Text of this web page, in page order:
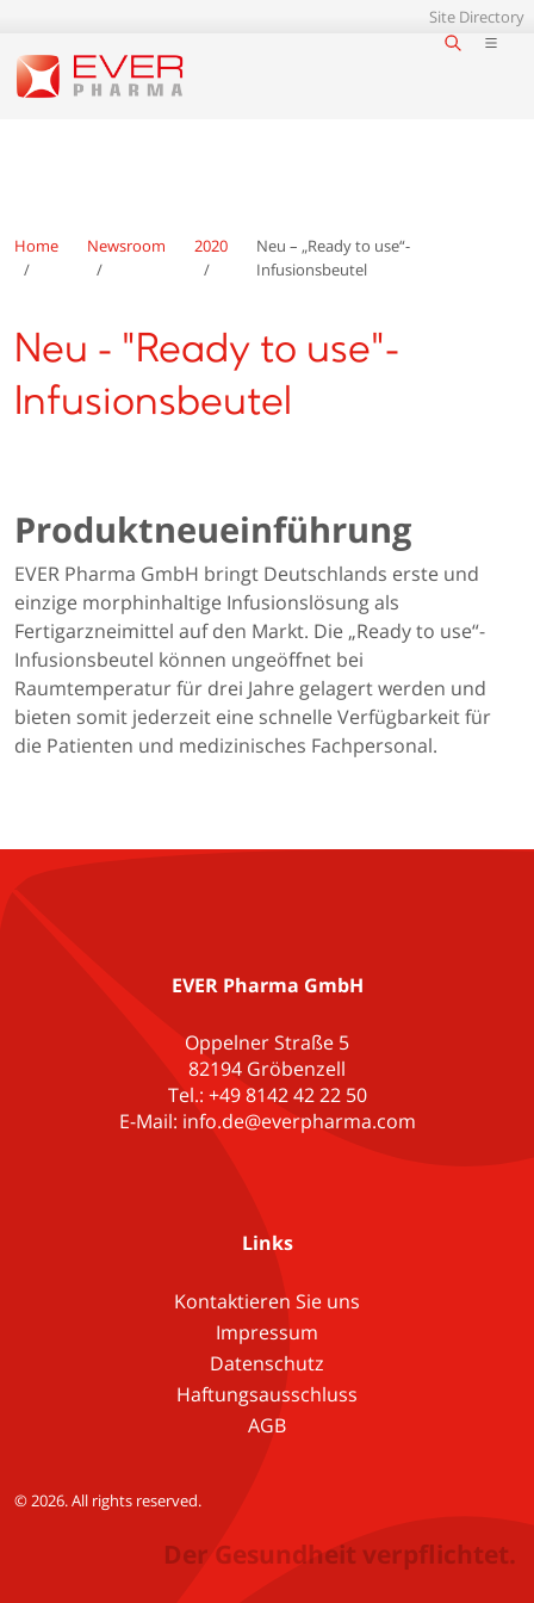
Site Directory
Home Newsroom 2020
Neu – „Ready to use“-
Infusionsbeutel
Neu - "Ready to use"-
Infusionsbeutel
Produktneueinführung
EVER Pharma GmbH bringt Deutschlands erste und
einzige morphinhaltige Infusionslösung als
Fertigarzneimittel auf den Markt. Die „Ready to use“-
Infusionsbeutel können ungeöffnet bei
Raumtemperatur für drei Jahre gelagert werden und
bieten somit jederzeit eine schnelle Verfügbarkeit für
die Patienten und medizinisches Fachpersonal.
EVER Pharma GmbH
Oppelner Straße 5
82194 Gröbenzell
Tel.: +49 8142 42 22 50
E-Mail: info.de@everpharma.com
Links
Kontaktieren Sie uns
Impressum
Datenschutz
Haftungsausschluss
AGB
© 2026. All rights reserved.